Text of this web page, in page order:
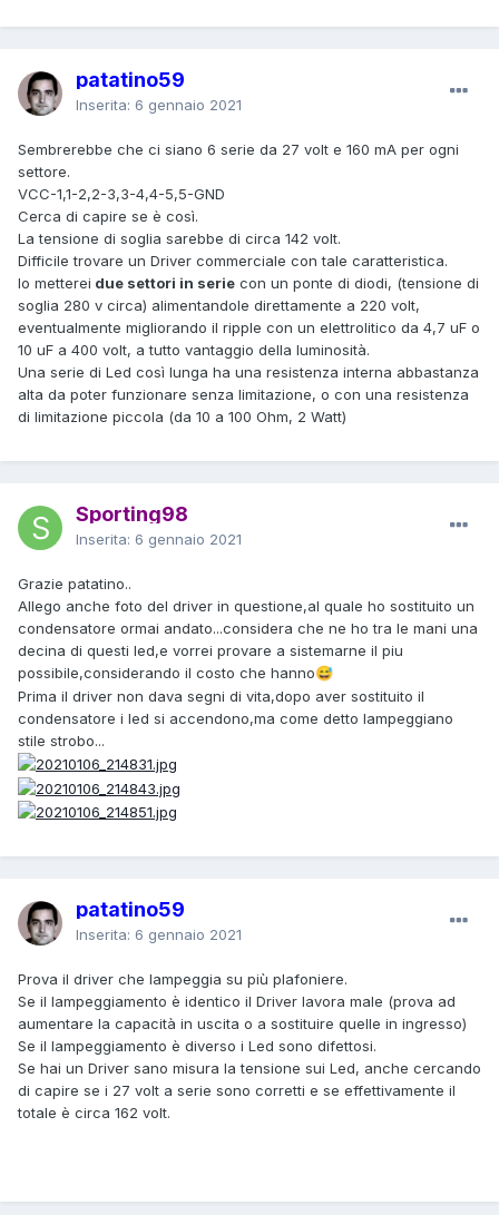
patatino59
Inserita: 6 gennaio 2021
Sembrerebbe che ci siano 6 serie da 27 volt e 160 mA per ogni
settore.
VCC-1,1-2,2-3,3-4,4-5,5-GND
Cerca di capire se è così.
La tensione di soglia sarebbe di circa 142 volt.
Difficile trovare un Driver commerciale con tale caratteristica.
Io metterei due settori in serie con un ponte di diodi, (tensione di
soglia 280 v circa) alimentandole direttamente a 220 volt,
eventualmente migliorando il ripple con un elettrolitico da 4,7 uF o
10 uF a 400 volt, a tutto vantaggio della luminosità.
Una serie di Led così lunga ha una resistenza interna abbastanza
alta da poter funzionare senza limitazione, o con una resistenza
di limitazione piccola (da 10 a 100 Ohm, 2 Watt)
Sporting98
Inserita: 6 gennaio 2021
Grazie patatino..
Allego anche foto del driver in questione,al quale ho sostituito un
condensatore ormai andato...considera che ne ho tra le mani una
decina di questi led,e vorrei provare a sistemarne il piu
possibile,considerando il costo che hanno😅
Prima il driver non dava segni di vita,dopo aver sostituito il
condensatore i led si accendono,ma come detto lampeggiano
stile strobo...
patatino59
Inserita: 6 gennaio 2021
Prova il driver che lampeggia su più plafoniere.
Se il lampeggiamento è identico il Driver lavora male (prova ad
aumentare la capacità in uscita o a sostituire quelle in ingresso)
Se il lampeggiamento è diverso i Led sono difettosi.
Se hai un Driver sano misura la tensione sui Led, anche cercando
di capire se i 27 volt a serie sono corretti e se effettivamente il
totale è circa 162 volt.